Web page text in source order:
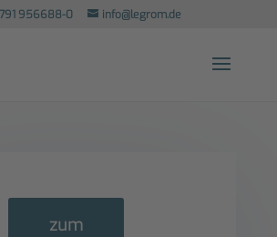
956688-0 info@legrom.de
zum